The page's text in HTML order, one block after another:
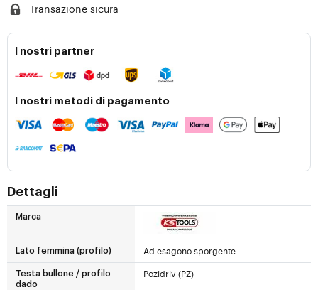
Transazione sicura
I nostri partner
I nostri metodi di pagamento
Dettagli
Marca
Lato femmina (profilo) Ad esagono sporgente
Testa bullone / profilo
dado
Pozidriv (PZ)